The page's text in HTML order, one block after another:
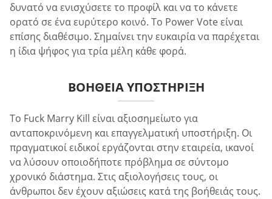
δυνατό να ενισχύσετε το προφίλ και να το κάνετε
ορατό σε ένα ευρύτερο κοινό. Το Power Vote είναι
επίσης διαθέσιμο. Σημαίνει την ευκαιρία να παρέχεται
η ίδια ψήφος για τρία μέλη κάθε φορά.
ΒΟΉΘΕΙΑ ΥΠΟΣΤΉΡΙΞΗ
Το Fuck Marry Kill είναι αξιοσημείωτο για
ανταποκρινόμενη και επαγγελματική υποστήριξη. Οι
πραγματικοί ειδικοί εργάζονται στην εταιρεία, ικανοί
να λύσουν οποιοδήποτε πρόβλημα σε σύντομο
χρονικό διάστημα. Στις αξιολογήσεις τους, οι
άνθρωποι δεν έχουν αξιώσεις κατά της βοήθειάς τους.